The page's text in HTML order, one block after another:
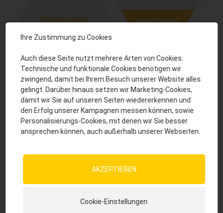
Tragemineral
zum Produkt
zum Produkt
MycoBond
zum Produkt
ProteinMix
zum Produkt
ZuchtPur
Ihre Zustimmung zu Cookies
Auch diese Seite nutzt mehrere Arten von Cookies:
Technische und funktionale Cookies benötigen wir
zwingend, damit bei Ihrem Besuch unserer Website alles
gelingt. Darüber hinaus setzen wir Marketing-Cookies,
damit wir Sie auf unseren Seiten wiedererkennen und
den Erfolg unserer Kampagnen messen können, sowie
Personalisierungs-Cookies, mit denen wir Sie besser
ansprechen können, auch außerhalb unserer Webseiten.
AKZEPTIEREN
Cookie-Einstellungen